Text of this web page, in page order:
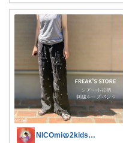
NICOmi🥨2kidsママ👦👧